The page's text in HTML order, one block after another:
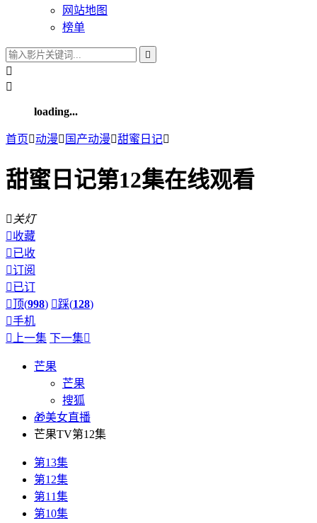
网站地图
榜单



loading...
首页动漫 国产动漫甜蜜日记
甜蜜日记第12集在线观看
 关灯
收藏
已收
订阅
已订
顶(998) 踩(128)
手机
 上一集 下一集
芒果
芒果
搜狐
🎁美女直播
芒果TV第12集
第13集
第12集
第11集
第10集